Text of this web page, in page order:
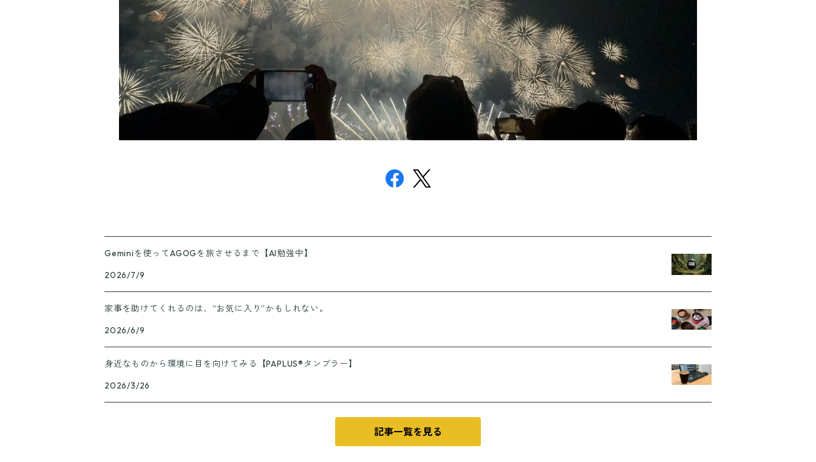
Geminiを使ってAGOGを旅させるまで【AI勉強中】
2026/7/9
家事を助けてくれるのは、“お気に入り”かもしれない。
2026/6/9
身近なものから環境に目を向けてみる【PAPLUS®タンブラー】
2026/3/26
記事一覧を見る